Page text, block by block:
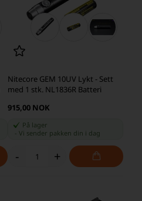
Nitecore GEM 10UV Lykt - Sett
med 1 stk. NL1836R Batteri
915,00 NOK
På lager
Vi sender pakken din i dag
- +